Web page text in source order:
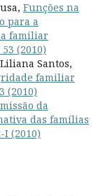
Funções na
para a
familiar
(2010)
Santos,
familiar
(2010)
da
das famílias
I (2010)